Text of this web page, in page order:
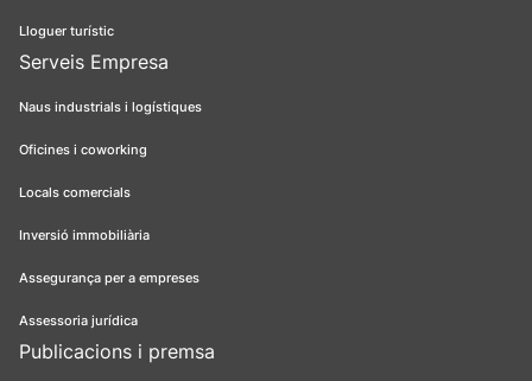
Lloguer turístic
Serveis Empresa
Naus industrials i logístiques
Oficines i coworking
Locals comercials
Inversió immobiliària
Assegurança per a empreses
Assessoria jurídica
Publicacions i premsa